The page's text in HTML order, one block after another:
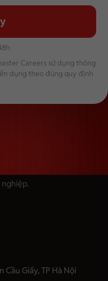
Careers sử dụng thông
dụng theo đúng quy định
Cầu Giấy, TP Hà Nội